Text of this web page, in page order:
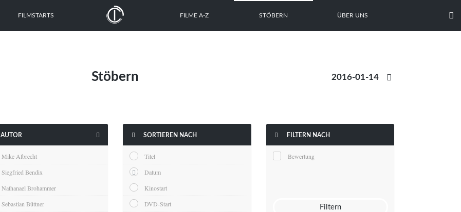
FILMSTARTS FILME A-Z STÖBERN ÜBER UNS 
Stöbern 
AUTOR 
Mike Albrecht
Siegfried Bendix
Nathanael Brohammer
Sebastian Büttner
 SORTIEREN NACH
Titel
Datum
Kinostart
DVD-Start
 FILTERN NACH
Bewertung
Filtern